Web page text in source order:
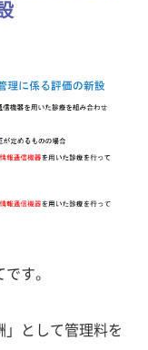
す。
」として管理料を